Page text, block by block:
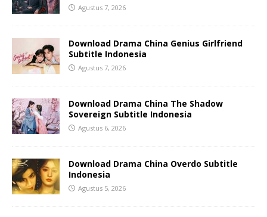
Agustus 7, 2026
Download Drama China Genius Girlfriend
Subtitle Indonesia
Agustus 7, 2026
Download Drama China The Shadow
Sovereign Subtitle Indonesia
Agustus 6, 2026
Download Drama China Overdo Subtitle
Indonesia
Agustus 5, 2026